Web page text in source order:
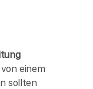
einem
sollten